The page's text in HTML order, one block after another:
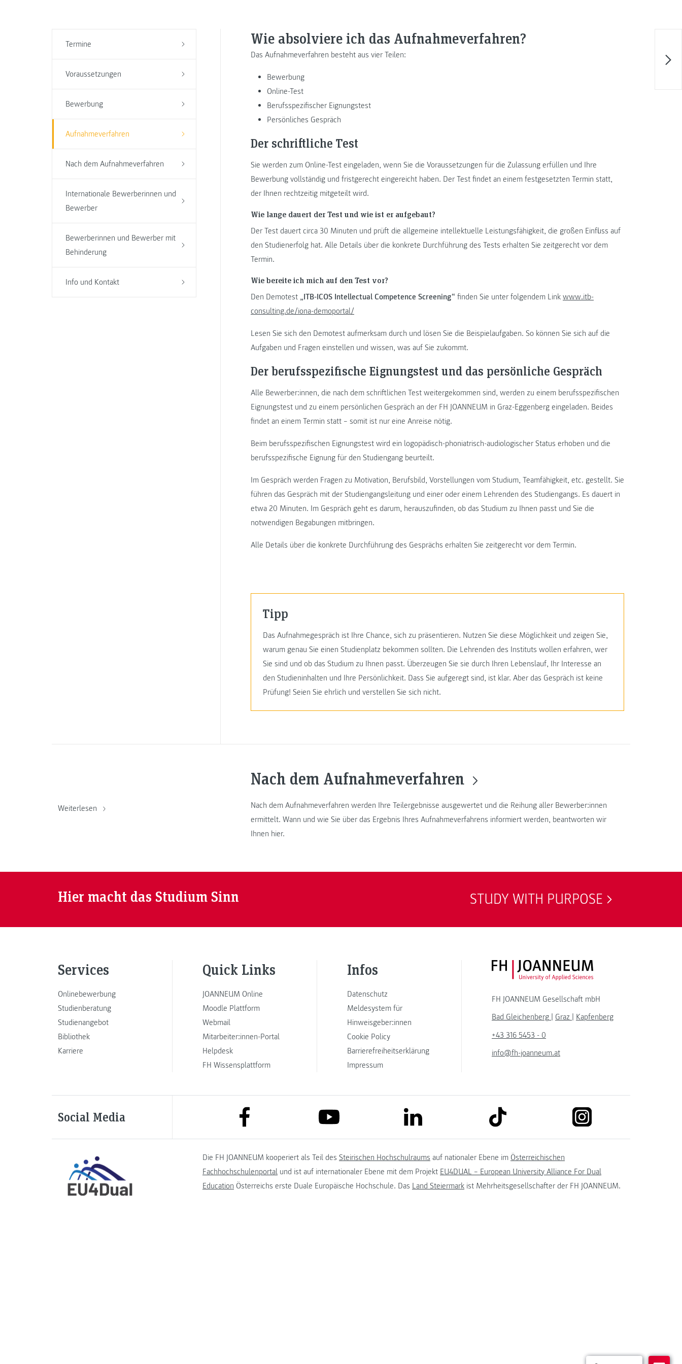
Termine
Voraussetzungen
Bewerbung
Aufnahmeverfahren
Nach dem Aufnahmeverfahren
Internationale Bewerberinnen und
Bewerber
Bewerberinnen und Bewerber mit
Behinderung
Info und Kontakt
Wie absolviere ich das Aufnahmeverfahren?
Das Aufnahmeverfahren besteht aus vier Teilen:
Bewerbung
Online-Test
Berufsspezifischer Eignungstest
Persönliches Gespräch
Der schriftliche Test
Sie werden zum Online-Test eingeladen, wenn Sie die Voraussetzungen für die Zulassung erfüllen und Ihre
Bewerbung vollständig und fristgerecht eingereicht haben. Der Test findet an einem festgesetzten Termin statt,
der Ihnen rechtzeitig mitgeteilt wird.
Wie lange dauert der Test und wie ist er aufgebaut?
Der Test dauert circa 30 Minuten und prüft die allgemeine intellektuelle Leistungsfähigkeit, die großen Einfluss auf
den Studienerfolg hat. Alle Details über die konkrete Durchführung des Tests erhalten Sie zeitgerecht vor dem
Termin.
Wie bereite ich mich auf den Test vor?
Den Demotest „ITB-ICOS Intellectual Competence Screening“ finden Sie unter folgendem Link www.itb-
consulting.de/iona-demoportal/
Lesen Sie sich den Demotest aufmerksam durch und lösen Sie die Beispielaufgaben. So können Sie sich auf die
Aufgaben und Fragen einstellen und wissen, was auf Sie zukommt.
Der berufsspezifische Eignungstest und das persönliche Gespräch
Alle Bewerber:innen, die nach dem schriftlichen Test weitergekommen sind, werden zu einem berufsspezifischen
Eignungstest und zu einem persönlichen Gespräch an der FH JOANNEUM in Graz-Eggenberg eingeladen. Beides
findet an einem Termin statt – somit ist nur eine Anreise nötig.
Beim berufsspezifischen Eignungstest wird ein logopädisch-phoniatrisch-audiologischer Status erhoben und die
berufsspezifische Eignung für den Studiengang beurteilt.
Im Gespräch werden Fragen zu Motivation, Berufsbild, Vorstellungen vom Studium, Teamfähigkeit, etc. gestellt. Sie
führen das Gespräch mit der Studiengangsleitung und einer oder einem Lehrenden des Studiengangs. Es dauert in
etwa 20 Minuten. Im Gespräch geht es darum, herauszufinden, ob das Studium zu Ihnen passt und Sie die
notwendigen Begabungen mitbringen.
Alle Details über die konkrete Durchführung des Gesprächs erhalten Sie zeitgerecht vor dem Termin.
Tipp
Das Aufnahmegespräch ist Ihre Chance, sich zu präsentieren. Nutzen Sie diese Möglichkeit und zeigen Sie,
warum genau Sie einen Studienplatz bekommen sollten. Die Lehrenden des Instituts wollen erfahren, wer
Sie sind und ob das Studium zu Ihnen passt. Überzeugen Sie sie durch Ihren Lebenslauf, Ihr Interesse an
den Studieninhalten und Ihre Persönlichkeit. Dass Sie aufgeregt sind, ist klar. Aber das Gespräch ist keine
Prüfung! Seien Sie ehrlich und verstellen Sie sich nicht.
Weiterlesen
Nach dem Aufnahmeverfahren
Nach dem Aufnahmeverfahren werden Ihre Teilergebnisse ausgewertet und die Reihung aller Bewerber:innen
ermittelt. Wann und wie Sie über das Ergebnis Ihres Aufnahmeverfahrens informiert werden, beantworten wir
Ihnen hier.
Hier macht das Studium Sinn STUDY WITH PURPOSE
Services
Onlinebewerbung
Studienberatung
Studienangebot
Bibliothek
Karriere
Quick Links
JOANNEUM Online
Moodle Plattform
Webmail
Mitarbeiter:innen-Portal
Helpdesk
FH Wissensplattform
Infos
Datenschutz
Meldesystem für
Hinweisgeber:innen
Cookie Policy
Barrierefreiheitserklärung
Impressum
FH JOANNEUM Logo
FH JOANNEUM Gesellschaft mbH
Bad Gleichenberg
Graz
Kapfenberg
+43 316 5453 - 0
info@fh-joanneum.at
Social Media link to facebook link to youtube link to linkedin link to tiktok
Die FH JOANNEUM kooperiert als Teil des Steirischen Hochschulraums auf nationaler Ebene im Österreichischen
Fachhochschulenportal und ist auf internationaler Ebene mit dem Projekt EU4DUAL – European University Alliance For Dual
Education Österreichs erste Duale Europäische Hochschule. Das Land Steiermark ist Mehrheitsgesellschafter der FH JOANNEUM.